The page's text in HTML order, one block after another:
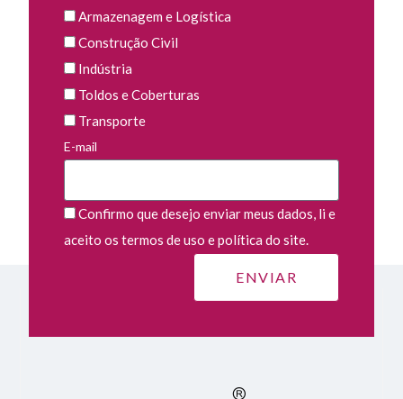
Armazenagem e Logística
Construção Civil
Indústria
Toldos e Coberturas
Transporte
E-mail
Confirmo que desejo enviar meus dados, li e
aceito os termos de uso e política do site.